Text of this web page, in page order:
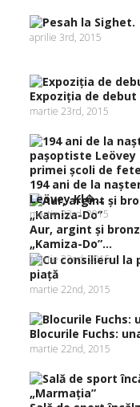
aprilie 3rd, 2015
Expoziţia de
martie 23rd, 2015
194 ani de la
Leövey Kl�...
martie 23rd, 2015
Aur, argint şi
„Kamiza-Do”...
martie 22nd, 2015
piaţă
martie 22nd, 2015
Blocurile Fuchs:
martie 22nd, 2015